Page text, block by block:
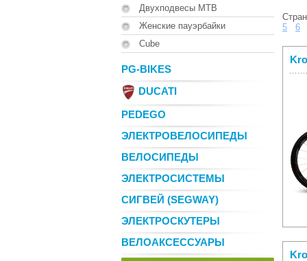
Двухподвесы MTB
Женские пауэрбайки
Cube
PG-BIKES
DUCATI
PEDEGO
ЭЛЕКТРОВЕЛОСИПЕДЫ
ВЕЛОСИПЕДЫ
ЭЛЕКТРОСИСТЕМЫ
СИГВЕЙ (SEGWAY)
ЭЛЕКТРОСКУТЕРЫ
ВЕЛОАКСЕССУАРЫ
5
6